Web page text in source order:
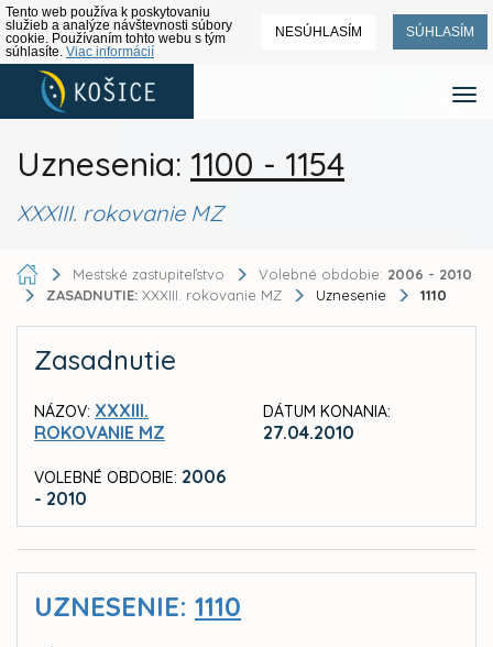
Tento web používa k poskytovaniu
služieb a analýze návštevnosti súbory
cookie. Používaním tohto webu s tým
súhlasíte. Viac informácií
NESÚHLASÍM SÚHLASÍM
Uznesenia: 1100 - 1154
XXXIII. rokovanie MZ
Mestské zastupiteľstvo Volebné obdobie: 2006 - 2010
ZASADNUTIE: XXXIII. rokovanie MZ Uznesenie 1110
Zasadnutie
NÁZOV: XXXIII.
ROKOVANIE MZ
VOLEBNÉ OBDOBIE: 2006
- 2010
DÁTUM KONANIA:
27.04.2010
UZNESENIE: 1110